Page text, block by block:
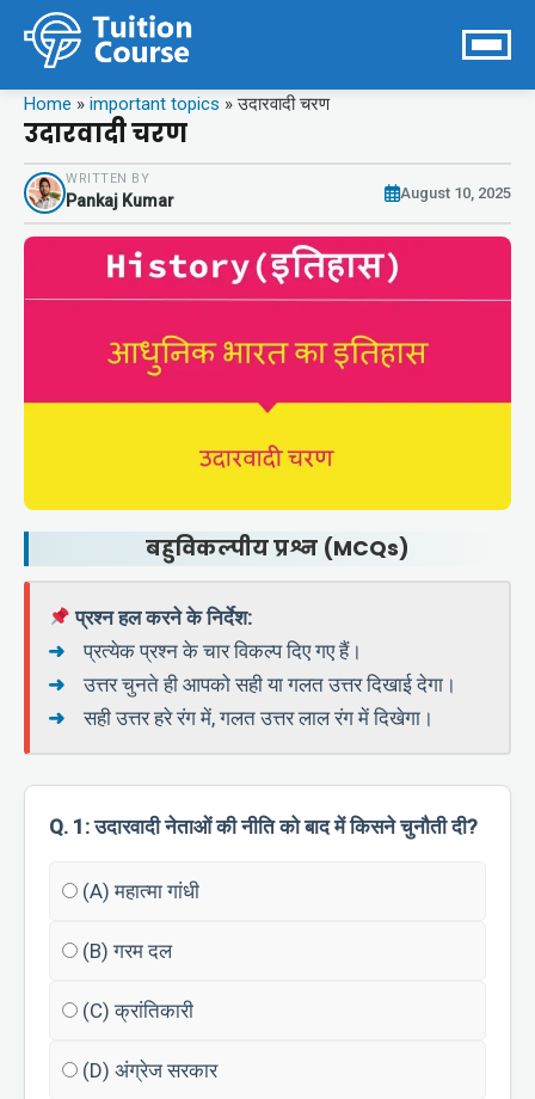
Home » important topics » उदारवादी चरण
उदारवादी चरण
WRITTEN BY
Pankaj Kumar August 10, 2025
बहुविकल्पीय प्रश्न (MCQs)
प्रश्न हल करने के निर्देश:
प्रत्येक प्रश्न के चार विकल्प दिए गए हैं।
उत्तर चुनते ही आपको सही या गलत उत्तर दिखाई देगा।
सही उत्तर हरे रंग में, गलत उत्तर लाल रंग में दिखेगा।
Q. 1: उदारवादी नेताओं की नीति को बाद में किसने चुनौती दी?
(A) महात्मा गांधी
(B) गरम दल
(C) क्रांतिकारी
(D) अंग्रेज सरकार